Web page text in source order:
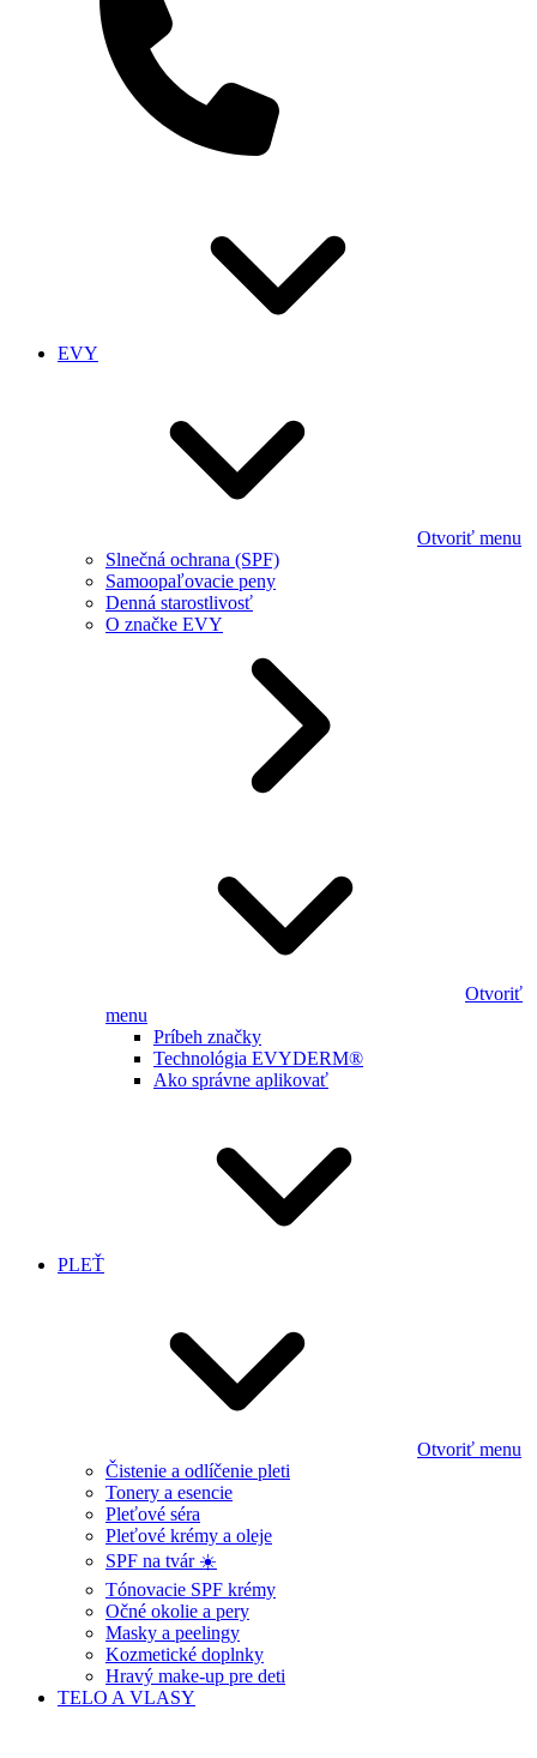
EVY
Otvoriť menu
Slnečná ochrana (SPF)
Samoopaľovacie peny
Denná starostlivosť
O značke EVY
Otvoriť
menu
Príbeh značky
Technológia EVYDERM®
Ako správne aplikovať
PLEŤ
Otvoriť menu
Čistenie a odlíčenie pleti
Tonery a esencie
Pleťové séra
Pleťové krémy a oleje
SPF na tvár ☀️
Tónovacie SPF krémy
Očné okolie a pery
Masky a peelingy
Kozmetické doplnky
Hravý make-up pre deti
TELO A VLASY